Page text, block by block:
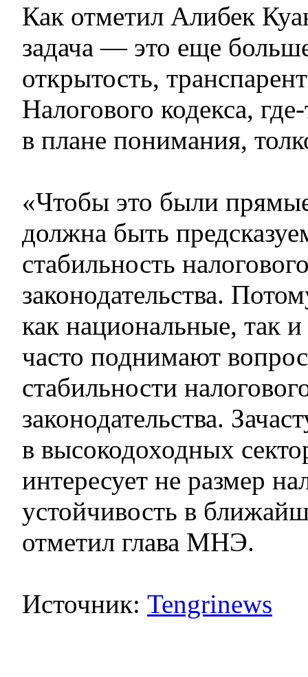
Как отметил Алибек
задача — это еще
открытость,
Налогового кодекса,
в плане понимания,
«Чтобы это были
должна быть
стабильность
законодательства.
как национальные, так
часто поднимают
стабильности
законодательства.
в высокодоходных
интересует не размер
устойчивость в
отметил глава МНЭ.
Источник: Tengrinews